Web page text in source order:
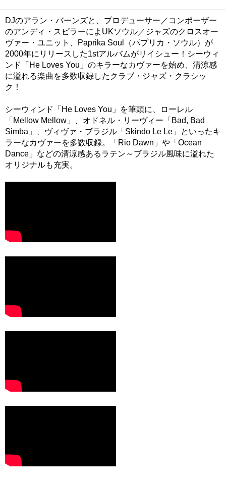
DJのアラン・バーンズと、プロデューサー／コンポーザー
のアンディ・スピラーによUKソウル／ジャズのクロスオー
ヴァー・ユニット、Paprika Soul（パプリカ・ソウル）が
2000年にリリースした1stアルバムがリイシュー！シーウィ
ンド「He Loves You」のキラーなカヴァーを始め、清涼感
に溢れる楽曲を多数収録したクラブ・ジャズ・クラシッ
ク！
シーウィンド「He Loves You」を筆頭に、ローレル
「Mellow Mellow」、オドネル・リーヴィー「Bad, Bad
Simba」、ヴィヴァ・ブラジル「Skindo Le Le」といったキ
ラーなカヴァーを多数収録。「Rio Dawn」や「Ocean
Dance」などの清涼感あるラテン～ブラジル風味に溢れた
オリジナルも充実。